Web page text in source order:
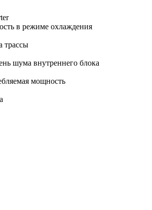
в режиме охлаждения
трассы
шума внутреннего блока
мощность